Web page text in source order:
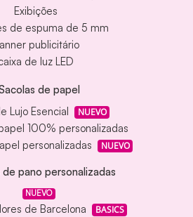
Exibições
de espuma de 5 mm
publicitário
de luz LED
de papel
Lujo Esencial
NUEVO
100% personalizadas
personalizadas
NUEVO
de pano personalizadas
NUEVO
de Barcelona BASICS